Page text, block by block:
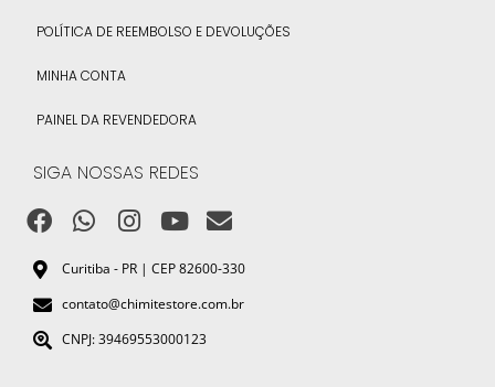
POLÍTICA DE REEMBOLSO E DEVOLUÇÕES
MINHA CONTA
PAINEL DA REVENDEDORA
SIGA NOSSAS REDES
Curitiba - PR | CEP 82600-330
contato@chimitestore.com.br
CNPJ: 39469553000123